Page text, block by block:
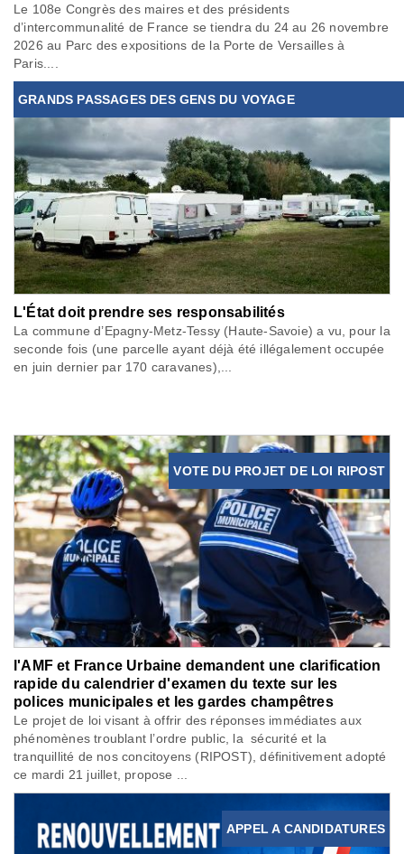
Le 108e Congrès des maires et des présidents
d’intercommunalité de France se tiendra du 24 au 26 novembre
2026 au Parc des expositions de la Porte de Versailles à
Paris....
GRANDS PASSAGES DES GENS DU VOYAGE
L'État doit prendre ses responsabilités
La commune d’Epagny-Metz-Tessy (Haute-Savoie) a vu, pour la
seconde fois (une parcelle ayant déjà été illégalement occupée
en juin dernier par 170 caravanes),...
VOTE DU PROJET DE LOI RIPOST
l'AMF et France Urbaine demandent une clarification
rapide du calendrier d'examen du texte sur les
polices municipales et les gardes champêtres
Le projet de loi visant à offrir des réponses immédiates aux
phénomènes troublant l’ordre public, la sécurité et la
tranquillité de nos concitoyens (RIPOST), définitivement adopté
ce mardi 21 juillet, propose ...
APPEL A CANDIDATURES